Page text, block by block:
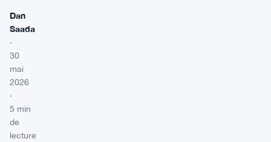
Dan
Saada
·
30
mai
2026
·
5 min
de
lecture